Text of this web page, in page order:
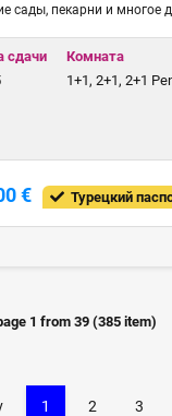
сады, пекарни и многое
сдачи
Комната
1+1, 2+1, 2+1
€ Турецкий
1 from 39 (385 item)
1 2 3